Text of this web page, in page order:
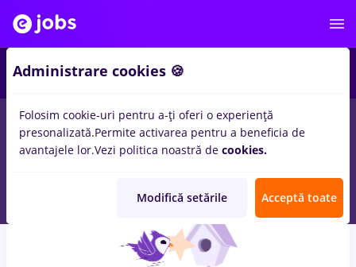
locuri de muncacu salarii avocat, Full timeinBucuresti
pentruEntry-Level (< 2 ani)inConstructii / Instalatii, Medicina
/ Sanatate
Administrare cookies 🍪
Folosim cookie-uri pentru a-ți oferi o experiență
presonalizată.Permite activarea pentru a beneficia de
avantajele lor.Vezi politica noastră de cookies.
Modifică setările Acceptă toate